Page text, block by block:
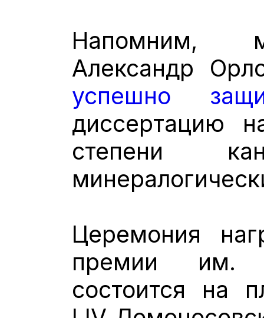
Напомним,
Александр
успешно
диссертацию
степени
Церемония
премии им.
состоится на